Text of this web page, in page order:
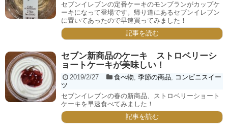
セブンイレブンの定番ケーキのモンブランがカップケ
ーキになって登場です。帰り道にあるセブンイレブン
に置いてあったので早速買ってみました！
記事を読む
セブン新商品のケーキ ストロベリーシ
ョートケーキが美味しい！
2019/2/27 食べ物, 季節の商品, コンビニスイー
ツ
セブンイレブンの春の新商品、ストロベリーショート
ケーキを早速食べてみました！
記事を読む